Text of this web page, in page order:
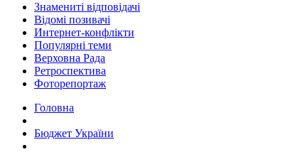
Знамениті відповідачі
Відомі позивачі
Интернет-конфлікти
Популярні теми
Верховна Рада
Ретроспектива
Фоторепортаж
Головна
Бюджет України